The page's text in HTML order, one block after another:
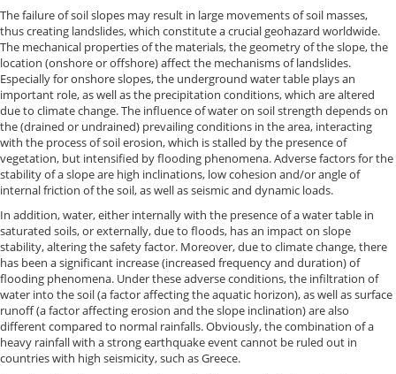
The failure of soil slopes may result in large movements of soil masses,
thus creating landslides, which constitute a crucial geohazard worldwide.
The mechanical properties of the materials, the geometry of the slope, the
location (onshore or offshore) affect the mechanisms of landslides.
Especially for onshore slopes, the underground water table plays an
important role, as well as the precipitation conditions, which are altered
due to climate change. The influence of water on soil strength depends on
the (drained or undrained) prevailing conditions in the area, interacting
with the process of soil erosion, which is stalled by the presence of
vegetation, but intensified by flooding phenomena. Adverse factors for the
stability of a slope are high inclinations, low cohesion and/or angle of
internal friction of the soil, as well as seismic and dynamic loads.
In addition, water, either internally with the presence of a water table in
saturated soils, or externally, due to floods, has an impact on slope
stability, altering the safety factor. Moreover, due to climate change, there
has been a significant increase (increased frequency and duration) of
flooding phenomena. Under these adverse conditions, the infiltration of
water into the soil (a factor affecting the aquatic horizon), as well as surface
runoff (a factor affecting erosion and the slope inclination) are also
different compared to normal rainfalls. Obviously, the combination of a
heavy rainfall with a strong earthquake event cannot be ruled out in
countries with high seismicity, such as Greece.